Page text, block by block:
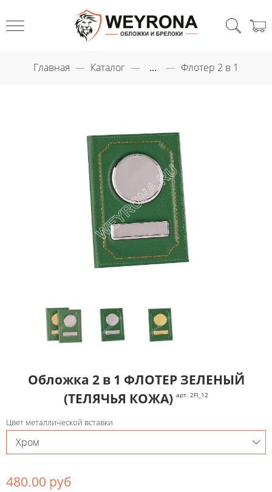
Главная Каталог ... Флотер 2 в 1
Обложка 2 в 1 ФЛОТЕР ЗЕЛЕНЫЙ
(ТЕЛЯЧЬЯ КОЖА) арт. 2Fl_12
Цвет металлической вставки
480.00 руб